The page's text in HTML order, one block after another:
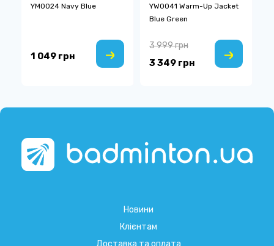
YM0024 Navy Blue
1 049 грн
YW0041 Warm-Up Jacket
Blue Green
3 349 грн
3 999 грн
Новини
Клієнтам
Доставка та оплата